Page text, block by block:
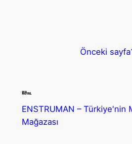
Önceki sayfa
ENSTRUMAN – Türkiye'nin
Mağazası